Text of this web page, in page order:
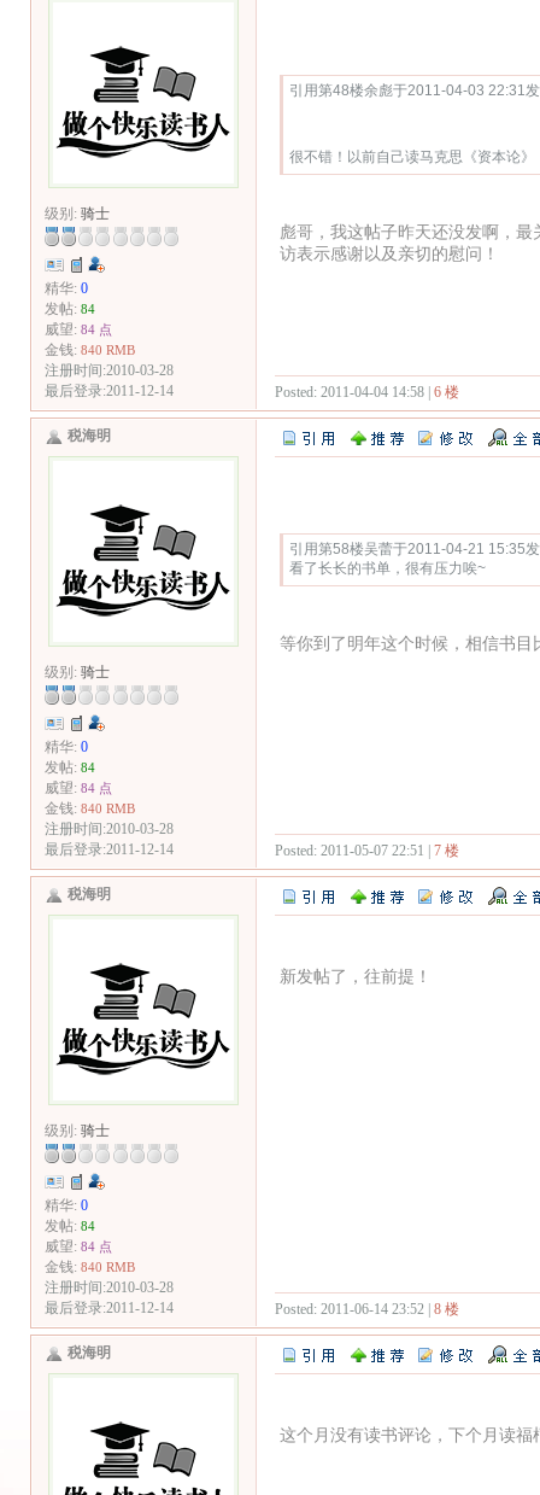
级别: 骑士
精华: 0
发帖: 84
威望: 84 点
金钱: 840 RMB
注册时间:2010-03-28
最后登录:2011-12-14
引用第48楼余彪于2011-04-03 22:31
很不错！以前自己读马克思《资本论
彪哥，我这帖子昨天还没发啊，
访表示感谢以及亲切的慰问！
Posted: 2011-04-04 14:58 | 6 楼
税海明
级别: 骑士
精华: 0
发帖: 84
威望: 84 点
金钱: 840 RMB
注册时间:2010-03-28
最后登录:2011-12-14
引用第58楼吴蕾于2011-04-21 15:35
看了长长的书单，很有压力唉~
等你到了明年这个时候，相信书
Posted: 2011-05-07 22:51 | 7 楼
税海明
级别: 骑士
精华: 0
发帖: 84
威望: 84 点
金钱: 840 RMB
注册时间:2010-03-28
最后登录:2011-12-14
新发帖了，往前提！
Posted: 2011-06-14 23:52 | 8 楼
税海明
这个月没有读书评论，下个月读福